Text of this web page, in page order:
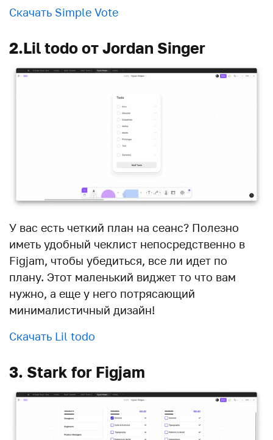
Скачать Simple Vote
2.Lil todo от Jordan Singer
У вас есть четкий план на сеанс? Полезно
иметь удобный чеклист непосредственно в
Figjam, чтобы убедиться, все ли идет по
плану. Этот маленький виджет то что вам
нужно, а еще у него потрясающий
минималистичный дизайн!
Скачать Lil todo
3. Stark for Figjam